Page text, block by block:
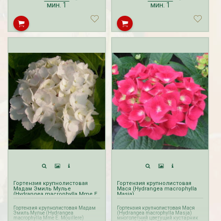
производится с февраля по май.
мин. 1 мин. 1
Гортензия крупнолистовая
Мадам Эмиль Мулье
(Hydrangea macrophylla Mme E.
Гортензия крупнолистовая Мадам
Эмиль Мулье (Hydrangea
macrophylla Mme E. Mouillere)
Гортензия крупнолистовая
Мася (Hydrangea macrophylla
Masja)
Гортензия крупнолистовая Мася
(Hydrangea macrophylla Masja)
многолетний цветущий кустарник